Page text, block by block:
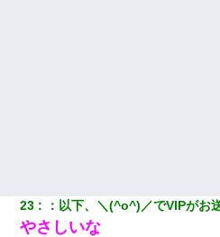
17年飼っていた犬が亡くなった。
近づいて頭突きをしてきて…
23 ： 以下、＼(^o^)／でVIPがお
やさしいな